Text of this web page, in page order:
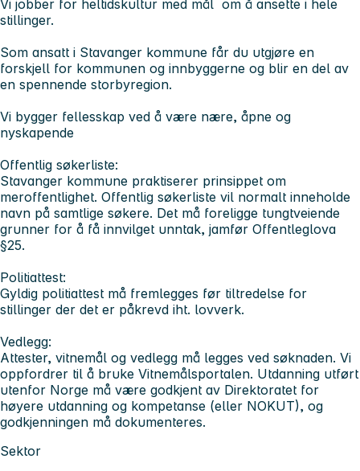
Vi jobber for heltidskultur med mål om å ansette i hele
stillinger.
Som ansatt i Stavanger kommune får du utgjøre en
forskjell for kommunen og innbyggerne og blir en del av
en spennende storbyregion.
Vi bygger fellesskap ved å være nære, åpne og
nyskapende
Offentlig søkerliste:
Stavanger kommune praktiserer prinsippet om
meroffentlighet. Offentlig søkerliste vil normalt inneholde
navn på samtlige søkere. Det må foreligge tungtveiende
grunner for å få innvilget unntak, jamfør Offentleglova
§25.
Politiattest:
Gyldig politiattest må fremlegges før tiltredelse for
stillinger der det er påkrevd iht. lovverk.
Vedlegg:
Attester, vitnemål og vedlegg må legges ved søknaden. Vi
oppfordrer til å bruke Vitnemålsportalen. Utdanning utført
utenfor Norge må være godkjent av Direktoratet for
høyere utdanning og kompetanse (eller NOKUT), og
godkjenningen må dokumenteres.
Sektor